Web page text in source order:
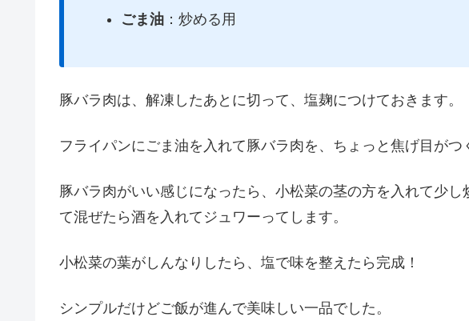
ごま油：炒める用
豚バラ肉は、解凍したあとに切って、塩麹につけておきます。
フライパンにごま油を入れて豚バラ肉を、ちょっと焦げ目がつ
豚バラ肉がいい感じになったら、小松菜の茎の方を入れて少
て混ぜたら酒を入れてジュワーってします。
小松菜の葉がしんなりしたら、塩で味を整えたら完成！
シンプルだけどご飯が進んで美味しい一品でした。